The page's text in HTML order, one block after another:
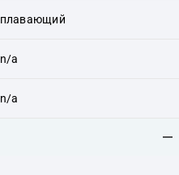
плавающий
n/a
n/a